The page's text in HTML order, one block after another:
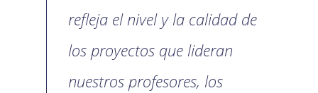
refleja el nivel y la calidad de
los proyectos que lideran
nuestros profesores, los